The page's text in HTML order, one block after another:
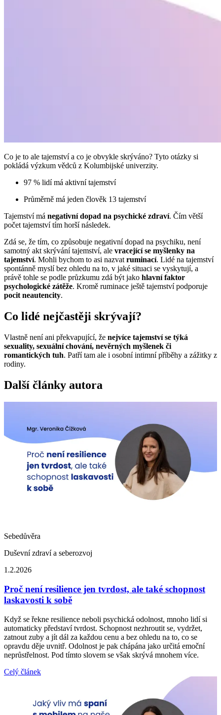
Co je to ale tajemství a co je obvykle skrýváno? Tyto otázky si
pokládá výzkum vědců z Kolumbijské univerzity.
97 % lidí má aktivní tajemství
Průměrně má jeden člověk 13 tajemství
Tajemství má negativní dopad na psychické zdraví. Čím větší
počet tajemství tím horší následek.
Zdá se, že tím, co způsobuje negativní dopad na psychiku, není
samotný akt skrývání tajemství, ale vracející se myšlenky na
tajemství. Mohli bychom to asi nazvatruminací. Lidé na tajemství
spontánně myslí bez ohledu na to, v jaké situaci se vyskytují, a
právě tohle se podle průzkumu zdá být jako hlavní faktor
psychologické zátěže. Kromě ruminace ještě tajemství podporuje
pocit neautencity.
Co lidé nejčastěji skrývají?
Vlastně není ani překvapující, že nejvíce tajemství se týká
sexuality, sexuální chování, nevěrných myšlenek či
romantických tuh. Patří tam ale i osobní intimní příběhy a zážitky z
rodiny.
Další články autora
Sebedůvěra
Duševní zdraví a seberozvoj
1.2.2026
Proč není resilience jen tvrdost, ale také schopnost
laskavosti k sobě
Když se řekne resilience neboli psychická odolnost, mnoho lidí si
automaticky představí tvrdost. Schopnost nezhroutit se, vydržet,
zatnout zuby a jít dál za každou cenu a bez ohledu na to, co se
opravdu děje uvnitř. Odolnost je pak chápána jako určitá emoční
neprůstřelnost. Pod tímto slovem se však skrývá mnohem více.
Celý článek